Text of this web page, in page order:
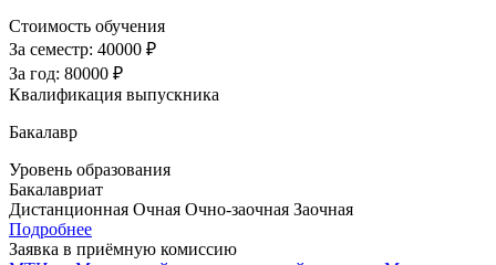
Стоимость обучения
За семестр: 40000 ₽
За год: 80000 ₽
Квалификация выпускника
Бакалавр
Уровень образования
Бакалавриат
Дистанционная Очная Очно-заочная Заочная
Подробнее
Заявка в приёмную комиссию